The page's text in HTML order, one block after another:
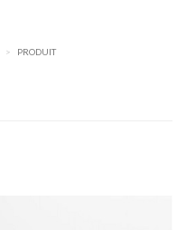
PRODUIT